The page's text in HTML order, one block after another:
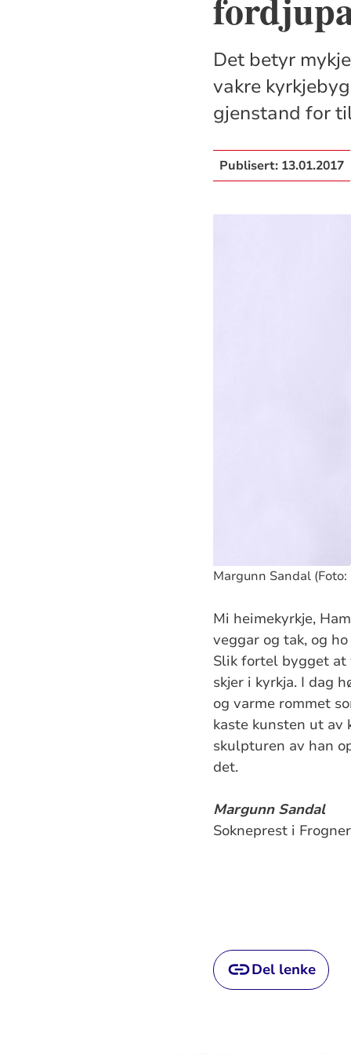
Det betyr
vakre
gjenstand for
Publisert: 13.01.2017
Margunn Sandal
Mi heimekyrkje,
veggar og tak, og
Slik fortel bygget at
skjer i kyrkja. I dag
og varme rommet
kaste kunsten ut av
skulpturen av han
det.
Margunn Sandal
Sokneprest i
Del lenke